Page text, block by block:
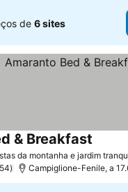
de 6 sites
da montanha e jardim
& Breakfast
Campiglione-Fenile, a